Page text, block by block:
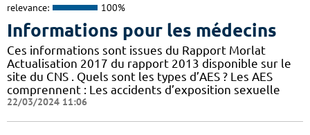
relevance: 100%
Informations pour les médecins
Ces informations sont issues du Rapport Morlat
Actualisation 2017 du rapport 2013 disponible sur le
site du CNS . Quels sont les types d’AES ? Les AES
comprennent : Les accidents d’exposition sexuelle
22/03/2024 11:06